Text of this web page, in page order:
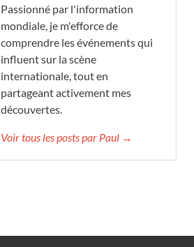
Passionné par l'information
mondiale, je m'efforce de
comprendre les événements qui
influent sur la scène
internationale, tout en
partageant activement mes
découvertes.
Voir tous les posts par Paul →